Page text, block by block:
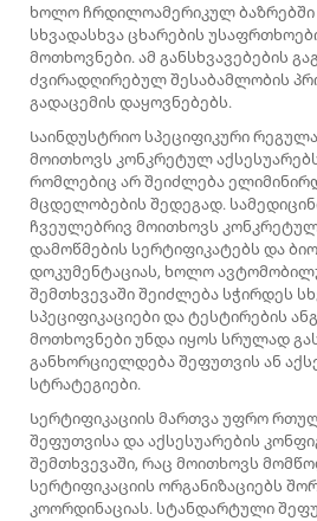
ხოლო ჩრდილოამერიკულ ბაზრებში
სხვადასხვა ცხარების
მოთხოვნები. ამ განსხვავებების
ძვირადღირებულ შესაბამლობის
გადაცემის დაყოვნებებს.
Საინდუსტრიო სპეციფიკური
მოითხოვს კონკრეტულ
რომლებიც არ შეიძლება
მცდელობების შედეგად.
ჩვეულებრივ მოითხოვს
დამოწმების სერტიფიკატებს და
დოკუმენტაციას, ხოლო
შემთხვევაში შეიძლება სჭირდეს
სპეციფიკაციები და ტესტირების
მოთხოვნები უნდა იყოს სრულად
განხორციელდება შეფუთვის ან
სტრატეგიები.
Სერტიფიკაციის მართვა უფრო
შეფუთვისა და აქსესუარების
შემთხვევაში, რაც მოითხოვს
სერტიფიკაციის ორგანიზაციებს
კოორდინაციას. სტანდარტული